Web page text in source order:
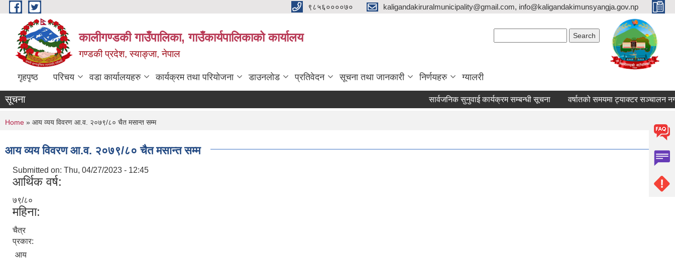
Skip to main content ९८५६००००७० kaligandakiruralmunicipality@gmail.com, info@kaligandakimunsyangja.gov.np
कालीगण्डकी गाउँपालिका, गाउँकार्यपालिकाको कार्यालय
गण्डकी प्रदेश, स्याङ्जा, नेपाल
गृहपृष्ठ परिचय वडा कार्यालयहरु कार्यक्रम तथा परियोजना डाउनलोड प्रतिवेदन सूचना तथा जानकारी निर्णयहरु ग्यालरी
सूचना सार्वजनिक सुनुवाई कार्यक्रम सम्बन्धी सूचना वर्षातको समयमा ट्याक्टर सञ्चालन नगर्ने
You are here
Home » आय व्यय विवरण आ.व. २०७९/८० चैत मसान्त सम्म
आय व्यय विवरण आ.व. २०७९/८० चैत मसान्त सम्म
Submitted on: Thu, 04/27/2023 - 12:45
आर्थिक वर्ष:
७९/८०
महिना:
चैत्र
प्रकार:
आय